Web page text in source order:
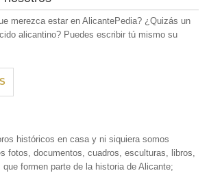
merezca estar en AlicantePedia? ¿Quizás un
alicantino? Puedes escribir tú mismo su
históricos en casa y ni siquiera somos
fotos, documentos, cuadros, esculturas, libros,
formen parte de la historia de Alicante;